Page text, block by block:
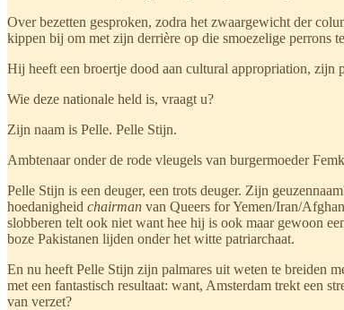
Over bezetten gesproken, zodra het zwaargewicht der
kippen bij om met zijn derrière op die smoezelige perrons
Hij heeft een broertje dood aan cultural appropriation,
Wie deze nationale held is, vraagt u?
Zijn naam is Pelle. Pelle Stijn.
Ambtenaar onder de rode vleugels van burgermoeder
Pelle Stijn is een deuger, een trots deuger. Zijn
hoedanigheid chairman van Queers for Yemen/Iran/
slobberen telt ook niet want hee hij is ook maar gewoon
boze Pakistanen lijden onder het witte patriarchaat.
En nu heeft Pelle Stijn zijn palmares uit weten te breiden
met een fantastisch resultaat: want, Amsterdam trekt een
van verzet?